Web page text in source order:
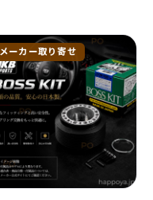
メーカー取り寄せ